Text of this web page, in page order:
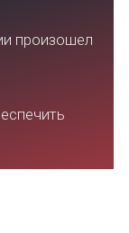
произошел